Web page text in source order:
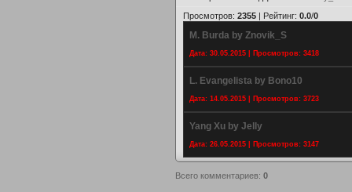
Просмотров: 2355 | Рейтинг: 0.0/0
M. Burda by Znovik_S
Дата: 30.05.2015 | Просмотров: 3418
L. Evangelista by Bono10
Дата: 14.05.2015 | Просмотров: 3723
Yang Xu by Jelly
Дата: 26.05.2015 | Просмотров: 3147
Всего комментариев: 0